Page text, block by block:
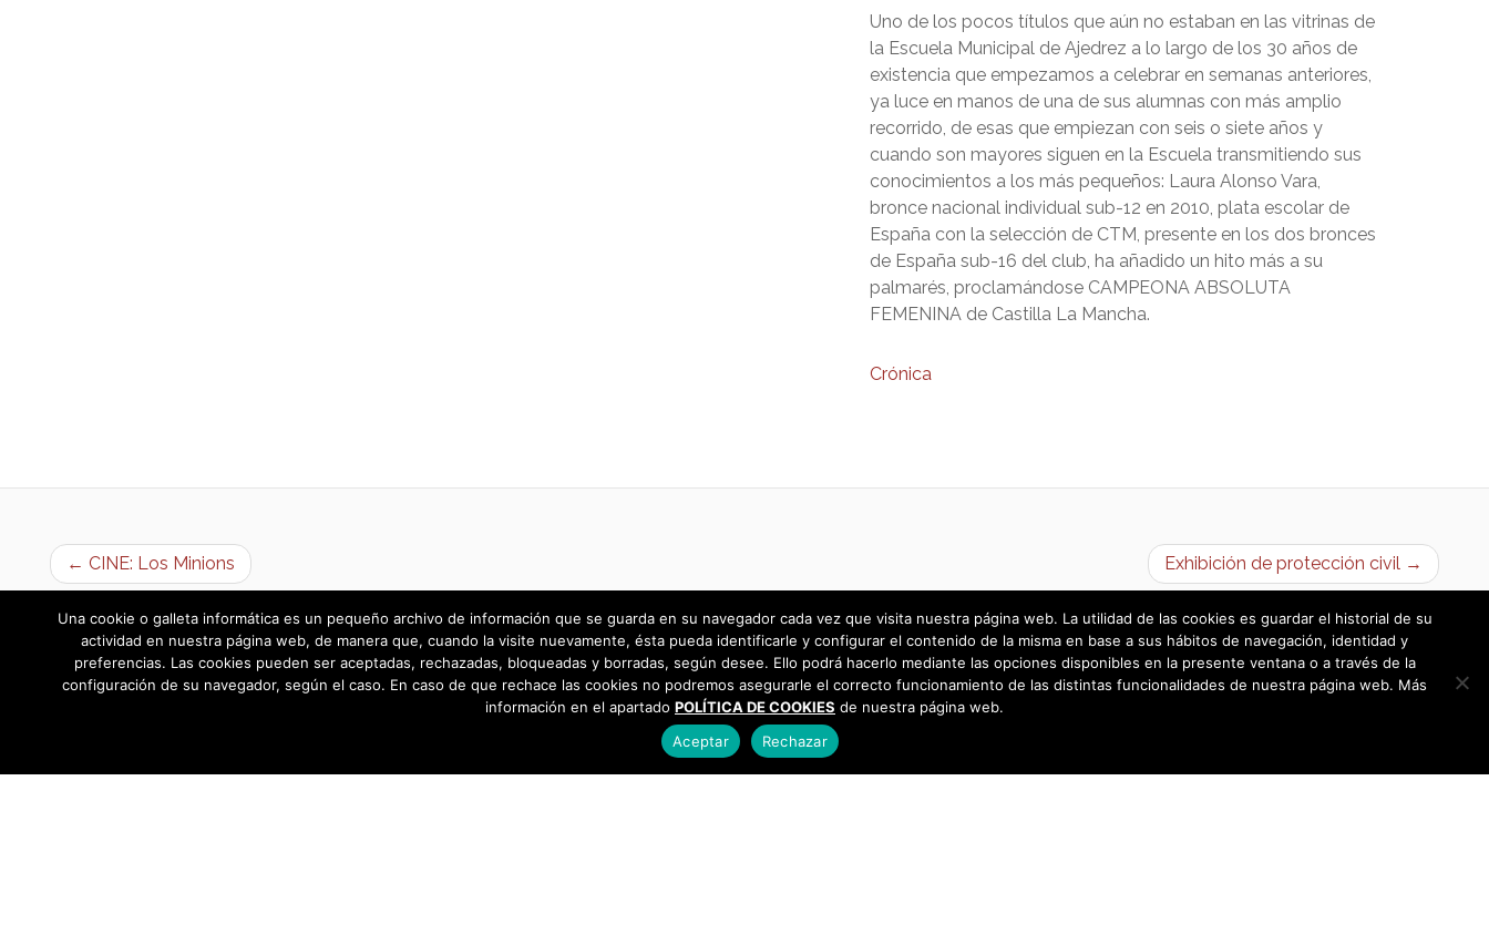
Uno de los pocos títulos que aún no estaban en las vitrinas de
la Escuela Municipal de Ajedrez a lo largo de los 30 años de
existencia que empezamos a celebrar en semanas anteriores,
ya luce en manos de una de sus alumnas con más amplio
recorrido, de esas que empiezan con seis o siete años y
cuando son mayores siguen en la Escuela transmitiendo sus
conocimientos a los más pequeños: Laura Alonso Vara,
bronce nacional individual sub-12 en 2010, plata escolar de
España con la selección de CTM, presente en los dos bronces
de España sub-16 del club, ha añadido un hito más a su
palmarés, proclamándose CAMPEONA ABSOLUTA
FEMENINA de Castilla La Mancha.
Crónica
← CINE: Los Minions Exhibición de protección civil →
Una cookie o galleta informática es un pequeño archivo de información que se guarda en su navegador cada vez que visita nuestra página web. La utilidad de las cookies es guardar el historial de su
actividad en nuestra página web, de manera que, cuando la visite nuevamente, ésta pueda identificarle y configurar el contenido de la misma en base a sus hábitos de navegación, identidad y
preferencias. Las cookies pueden ser aceptadas, rechazadas, bloqueadas y borradas, según desee. Ello podrá hacerlo mediante las opciones disponibles en la presente ventana o a través de la
configuración de su navegador, según el caso. En caso de que rechace las cookies no podremos asegurarle el correcto funcionamiento de las distintas funcionalidades de nuestra página web. Más
información en el apartado POLÍTICA DE COOKIES de nuestra página web.
Aceptar
Rechazar